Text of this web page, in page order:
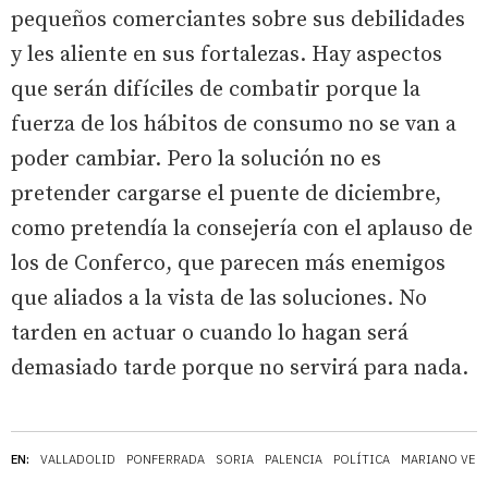
EN: VALLADOLID PONFERRADA SORIA PALENCIA POLÍTICA MARIANO
pequeños comerciantes sobre sus debilidades
y les aliente en sus fortalezas. Hay aspectos
que serán difíciles de combatir porque la
fuerza de los hábitos de consumo no se van a
poder cambiar. Pero la solución no es
pretender cargarse el puente de diciembre,
como pretendía la consejería con el aplauso de
los de Conferco, que parecen más enemigos
que aliados a la vista de las soluciones. No
tarden en actuar o cuando lo hagan será
demasiado tarde porque no servirá para nada.